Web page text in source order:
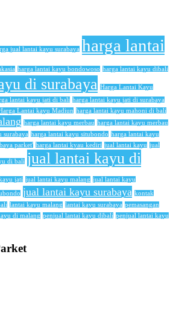
jual lantai kayu surabaya harga lantai
harga lantai kayu bondowoso harga lantai kayu dibali
di surabaya Harga Lantai Kayu
lantai kayu jati di bali harga lantai kayu jati di surabaya
Lantai kayu Madiun harga lantai kayu mahoni di bali
harga lantai kayu merbau harga lantai kayu merbau
surabaya harga lantai kayu situbondo harga lantai kayu
parket' harga lantai kyau kediri jual lantai kayu jual
di bali jual lantai kayu di
jati jual lantai kayu malang jual lantai kayu
jual lantai kayu surabaya kontak
lantai kayu malang lantai kayu surabaya pemasangan
di malang penjual lantai kayu dibali penjual lantai kayu